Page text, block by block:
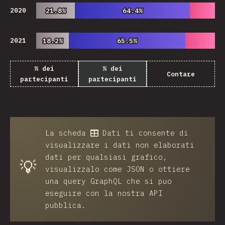
2020 21.8%
21.8% 64.4%
64.4%
2021 18.2%
18.2% 65.5%
65.5%
% dei
partecipanti
% dei
partecipanti
Contare
💡
La scheda Dati ti consente di
visualizzare i dati non elaborati
dati per qualsiasi grafico,
visualizzalo come JSON o ottiere
una query GraphQL che si puo
eseguire con la nostra API
pubblica.